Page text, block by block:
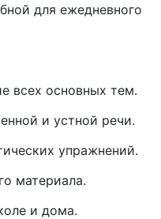
для ежедневного
всех основных тем.
и устной речи.
упражнений.
материала.
и дома.